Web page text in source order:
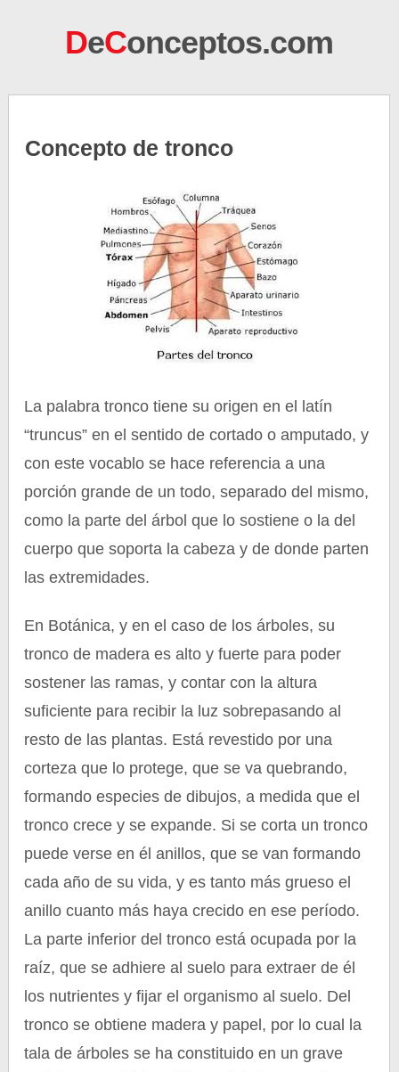
DeConceptos.com
Concepto de tronco
La palabra tronco tiene su origen en el latín
“truncus” en el sentido de cortado o amputado, y
con este vocablo se hace referencia a una
porción grande de un todo, separado del mismo,
como la parte del árbol que lo sostiene o la del
cuerpo que soporta la cabeza y de donde parten
las extremidades.
En Botánica, y en el caso de los árboles, su
tronco de madera es alto y fuerte para poder
sostener las ramas, y contar con la altura
suficiente para recibir la luz sobrepasando al
resto de las plantas. Está revestido por una
corteza que lo protege, que se va quebrando,
formando especies de dibujos, a medida que el
tronco crece y se expande. Si se corta un tronco
puede verse en él anillos, que se van formando
cada año de su vida, y es tanto más grueso el
anillo cuanto más haya crecido en ese período.
La parte inferior del tronco está ocupada por la
raíz, que se adhiere al suelo para extraer de él
los nutrientes y fijar el organismo al suelo. Del
tronco se obtiene madera y papel, por lo cual la
tala de árboles se ha constituido en un grave